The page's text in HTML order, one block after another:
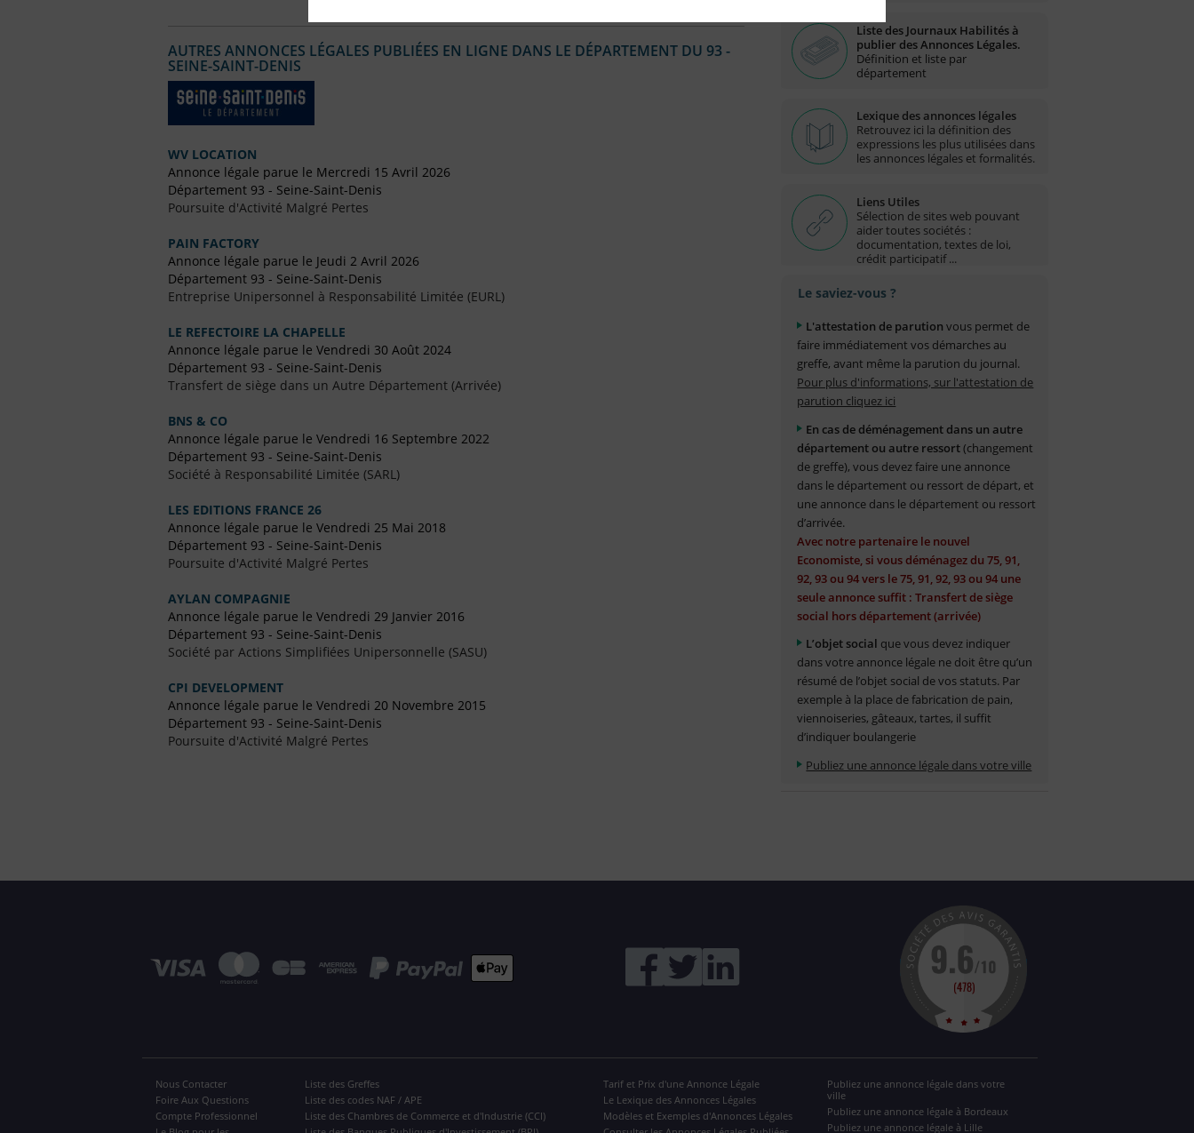
AUTRES ANNONCES LÉGALES PUBLIÉES EN LIGNE DANS LE DÉPARTEMENT DU 93 -
SEINE-SAINT-DENIS
WV LOCATION
Annonce légale parue le Mercredi 15 Avril 2026
Département 93 - Seine-Saint-Denis
Poursuite d'Activité Malgré Pertes
PAIN FACTORY
Annonce légale parue le Jeudi 2 Avril 2026
Département 93 - Seine-Saint-Denis
Entreprise Unipersonnel à Responsabilité Limitée (EURL)
LE REFECTOIRE LA CHAPELLE
Annonce légale parue le Vendredi 30 Août 2024
Département 93 - Seine-Saint-Denis
Transfert de siège dans un Autre Département (Arrivée)
BNS & CO
Annonce légale parue le Vendredi 16 Septembre 2022
Département 93 - Seine-Saint-Denis
Société à Responsabilité Limitée (SARL)
LES EDITIONS FRANCE 26
Annonce légale parue le Vendredi 25 Mai 2018
Département 93 - Seine-Saint-Denis
Poursuite d'Activité Malgré Pertes
AYLAN COMPAGNIE
Annonce légale parue le Vendredi 29 Janvier 2016
Département 93 - Seine-Saint-Denis
Société par Actions Simplifiées Unipersonnelle (SASU)
CPI DEVELOPMENT
Annonce légale parue le Vendredi 20 Novembre 2015
Département 93 - Seine-Saint-Denis
Poursuite d'Activité Malgré Pertes
Liste des Journaux Habilités à
publier des Annonces Légales.
Définition et liste par
département
Lexique des annonces légales
Retrouvez ici la définition des
expressions les plus utilisées dans
les annonces légales et formalités.
Liens Utiles
Sélection de sites web pouvant
aider toutes sociétés :
documentation, textes de loi,
crédit participatif ...
Le saviez-vous ?
L'attestation de parution vous permet de
faire immédiatement vos démarches au
greffe, avant même la parution du journal.
Pour plus d'informations, sur l'attestation de
parution cliquez ici
En cas de déménagement dans un autre
département ou autre ressort(changement
de greffe), vous devez faire une annonce
dans le département ou ressort de départ, et
une annonce dans le département ou ressort
d’arrivée.
Avec notre partenaire le nouvel
Economiste, si vous déménagez du 75, 91,
92, 93 ou 94 vers le 75, 91, 92, 93 ou 94 une
seule annonce suffit : Transfert de siège
social hors département (arrivée)
L’objet social que vous devez indiquer
dans votre annonce légale ne doit être qu’un
résumé de l’objet social de vos statuts. Par
exemple à la place de fabrication de pain,
viennoiseries, gâteaux, tartes, il suffit
d’indiquer boulangerie
Publiez une annonce légale dans votre ville
Nous Contacter
Foire Aux Questions
Compte Professionnel
Liste des Greffes
Liste des codes NAF / APE
Liste des Chambres de Commerce et d'Industrie (CCI)
Tarif et Prix d'une Annonce Légale
Le Lexique des Annonces Légales
Modèles et Exemples d'Annonces Légales
Publiez une annonce légale dans votre
ville
Publiez une annonce légale à Bordeaux
Publiez une annonce légale à Lille